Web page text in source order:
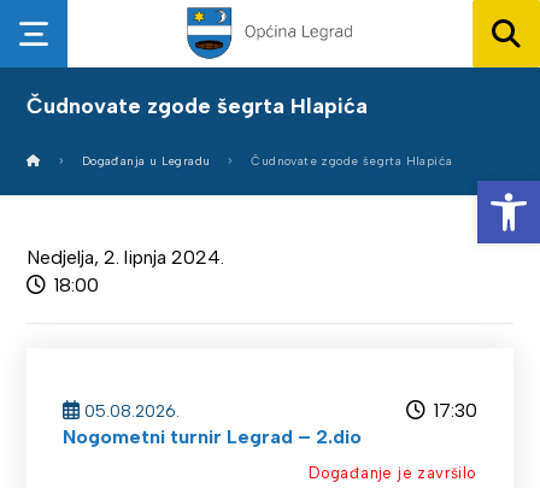
Čudnovate zgode šegrta Hlapića
Događanja u Legradu Čudnovate zgode šegrta Hlapića
Nedjelja, 2. lipnja 2024.
18:00
05.08.2026.
17:30
Nogometni turnir Legrad – 2.dio
Događanje je završilo